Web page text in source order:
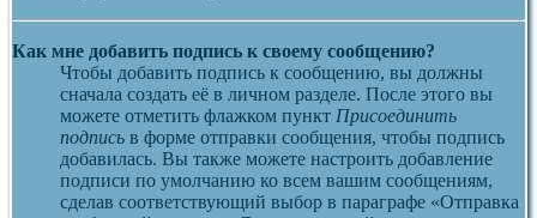
Как мне добавить подпись к своему сообщению?
Чтобы добавить подпись к сообщению, вы должны
сначала создать её в личном разделе. После этого вы
можете отметить флажком пункт Присоединить
подпись в форме отправки сообщения, чтобы подпись
добавилась. Вы также можете настроить добавление
подписи по умолчанию ко всем вашим сообщениям,
сделав соответствующий выбор в параграфе «Отправка